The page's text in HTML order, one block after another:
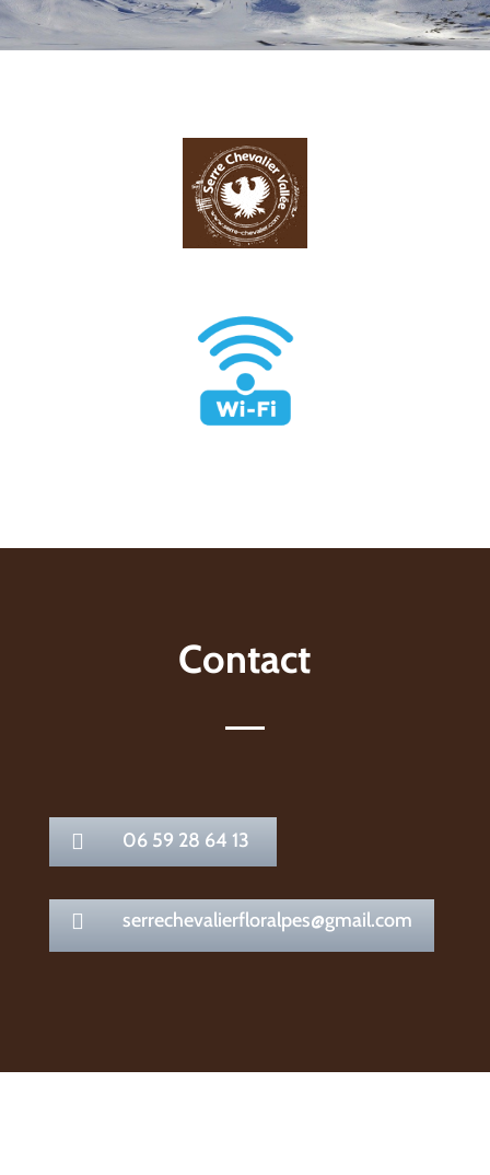
Contact
 06 59 28 64 13
 serrechevalierfloralpes@gmail.com